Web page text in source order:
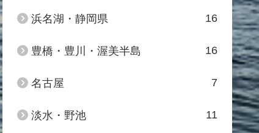
浜名湖・静岡県 16
豊橋・豊川・渥美半島 16
名古屋 7
淡水・野池 11